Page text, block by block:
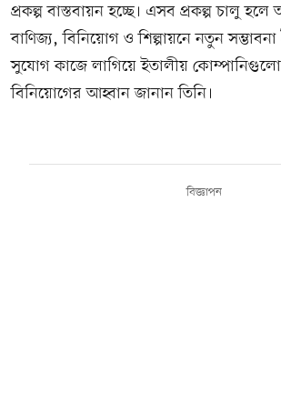
প্রকল্প বাস্তবায়ন হচ্ছে। এসব প্রকল্প চালু
বাণিজ্য, বিনিয়োগ ও শিল্পায়নে নতুন
সুযোগ কাজে লাগিয়ে ইতালীয়
বিনিয়োগের আহ্বান জানান তিনি।
বিজ্ঞাপন